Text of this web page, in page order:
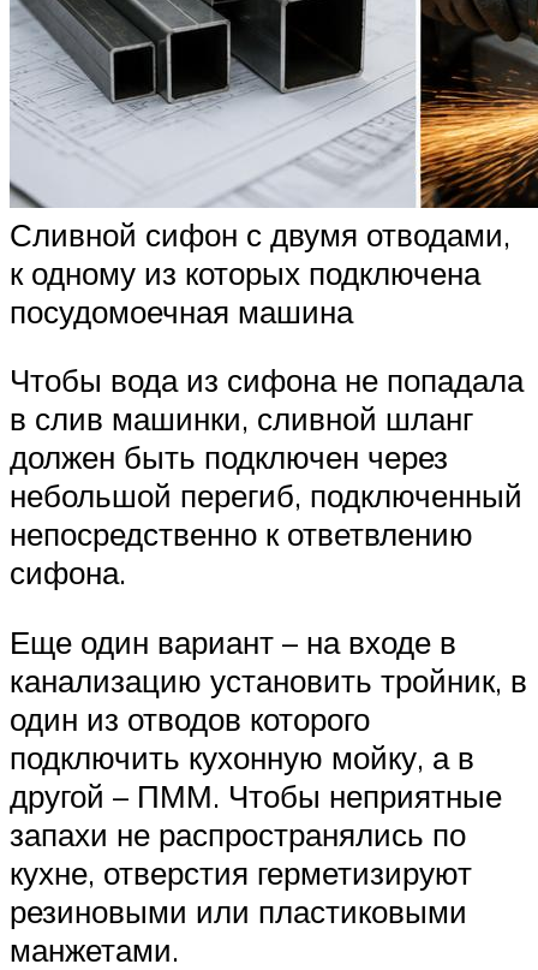
Сливной сифон с двумя отводами,
к одному из которых подключена
посудомоечная машина
Чтобы вода из сифона не попадала
в слив машинки, сливной шланг
должен быть подключен через
небольшой перегиб, подключенный
непосредственно к ответвлению
сифона.
Еще один вариант ­– на входе в
канализацию установить тройник, в
один из отводов которого
подключить кухонную мойку, а в
другой – ПММ. Чтобы неприятные
запахи не распространялись по
кухне, отверстия герметизируют
резиновыми или пластиковыми
манжетами.